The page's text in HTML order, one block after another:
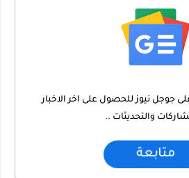
جوجل نيوز للحصول على اخر الاخبار
والتحديثات ..
متابعة